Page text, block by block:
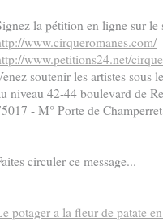
la pétition en ligne sur le
www.cirqueromanes.com/
www.petitions24.net/
soutenir les artistes sous
niveau 42-44 boulevard de
- M° Porte de Champerret
circuler ce message...
potager a la fleur de patate